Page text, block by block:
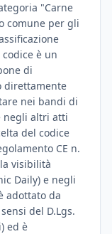
"Carne
comune per gli
è un
di
direttamente
nei bandi di
negli altri atti
del codice
CE n.
visibilità
Daily) e negli
adottato da
del D.Lgs.
ed è